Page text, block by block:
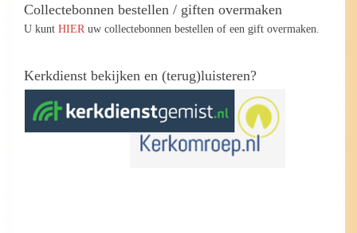
Collectebonnen bestellen / giften overmaken
U kunt HIER uw collectebonnen bestellen of een gift overmaken.
Kerkdienst bekijken en (terug)luisteren?